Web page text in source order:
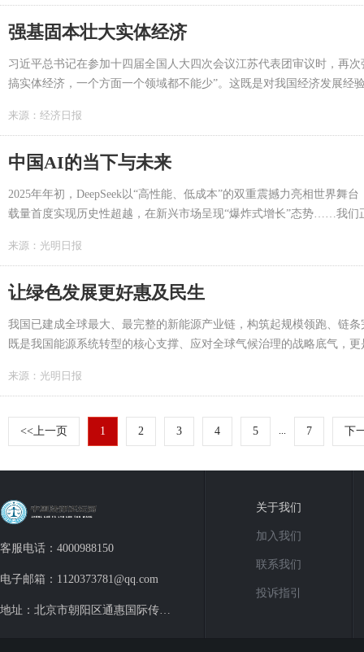
悦。
强基固本壮大实体经济
习近平总书记在参加十四届全国人大四次会议江苏代表团审议时，再
搞实体经济，一个方面一个领域都不能少”。这既是对我国经济发展经
来源： 经济日报
中国AI的当下与未来
2025年年初，DeepSeek以“高性能、低成本”的双重震撼力亮相世界舞
载量首度实现历史性超越，在新兴市场呈现“爆炸式增长”态势……我
的转变。...
来源： 光明日报
让绿色发展更好惠及民生
我国已建成全球最大、最完整的新能源产业链，构筑起规模领跑、链
既是我国能源系统转型的核心支撑、应对全球气候治理的战略底气，
正走进千家万户，服务群众生活。...
来源： 光明日报
<<上一页 1 2 3 4 5 ... 7 下
客服电话：4000988150
电子邮箱：1120373781@qq.com
地址：北京市朝阳区通惠国际传媒广场
关于我们
加入我们
联系我们
投诉指引